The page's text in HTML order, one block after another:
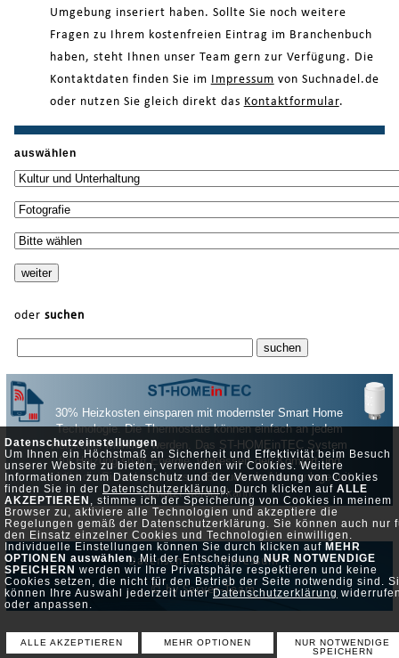
Datenschutzeinstellungen
Um Ihnen ein Höchstmaß an Sicherheit und Effektivität beim Besuch
unserer Website zu bieten, verwenden wir Cookies. Weitere
Informationen zum Datenschutz und der Verwendung von Cookies
finden Sie in der Datenschutzerklärung. Durch klicken auf ALLE
AKZEPTIEREN , stimme ich der Speicherung von Cookies in meinem
Browser zu, aktiviere alle Technologien und akzeptiere die
Regelungen gemäß der Datenschutzerklärung. Sie können auch nur
den Einsatz einzelner Cookies und Technologien einwilligen.
Individuelle Einstellungen können Sie durch klicken auf MEHR
OPTIONEN auswählen. Mit der Entscheidung NUR NOTWENDIGE
SPEICHERN werden wir Ihre Privatsphäre respektieren und keine
Cookies setzen, die nicht für den Betrieb der Seite notwendig sind.
können Ihre Auswahl jederzeit unterDatenschutzerklärung
oder anpassen.
ALLE AKZEPTIEREN MEHR OPTIONEN
NUR NOTWENDIGE
SPEICHERN
Umgebung inseriert haben. Sollte Sie noch weitere
Fragen zu Ihrem kostenfreien Eintrag im Branchenbuch
haben, steht Ihnen unser Team gern zur Verfügung. Die
Kontaktdaten finden Sie im
Impressum von Suchnadel.de
oder nutzen Sie gleich direkt das Kontaktformular.
auswählen
oder suchen
30% Heizkosten einsparen mit modernster Smart Home
Technologie. Die Thermostate können einfach an jedem
Heizköper montiert werden. Das ST-HOMEinTEC System
für Heizung spart Energie, verbessert den Komfort und
erhöht die Sicherheit, da es z. B. auch als Alarmanlage mit
genutzt werden kann.
Datenschutz •Impressum
© by Server-Team